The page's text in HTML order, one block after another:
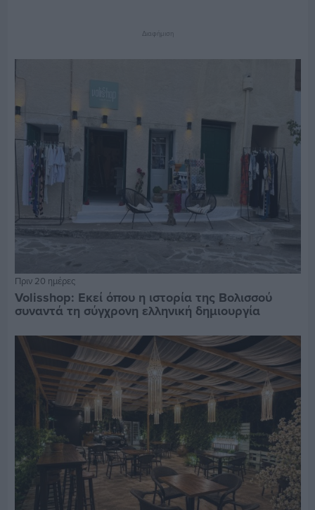
Διαφήμιση
Πριν 20 ημέρες
Volisshop: Εκεί όπου η ιστορία της Βολισσού
συναντά τη σύγχρονη ελληνική δημιουργία